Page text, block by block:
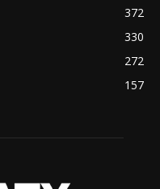
372
330
272
157